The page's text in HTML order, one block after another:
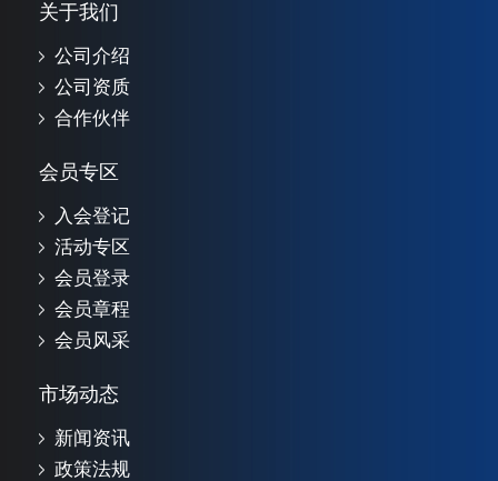
关于我们
公司介绍
公司资质
合作伙伴
会员专区
入会登记
活动专区
会员登录
会员章程
会员风采
市场动态
新闻资讯
政策法规